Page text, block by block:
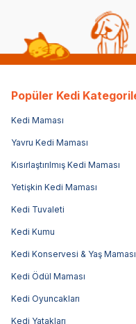
Popüler Kedi
Kedi Maması
Yavru Kedi Maması
Kısırlaştırılmış Kedi Maması
Yetişkin Kedi Maması
Kedi Tuvaleti
Kedi Kumu
Kedi Konservesi & Yaş Maması
Kedi Ödül Maması
Kedi Oyuncakları
Kedi Yatakları